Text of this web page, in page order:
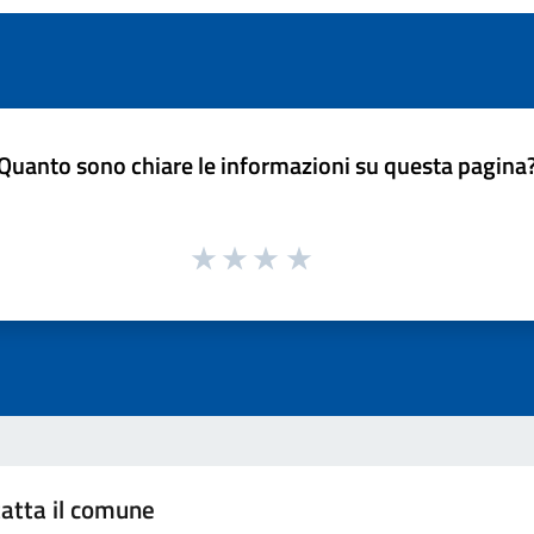
sono chiare le informazioni su questa
il comune